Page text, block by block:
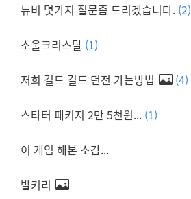
뉴비 몇가지 질문좀 드리겠습니다. (2)
소울크리스탈 (1)
저희 길드 길드 던전 가는방법 (4)
스타터 패키지 2만 5천원... (1)
이 게임 해본 소감...
발키리